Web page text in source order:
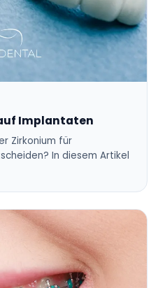
Implantaten
Zirkonium für
In diesem Artikel